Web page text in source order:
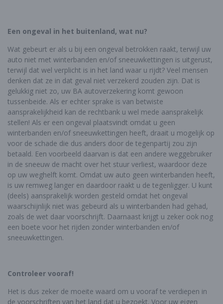
Een ongeval in het buitenland, wat nu?
Wat gebeurt er als u bij een ongeval betrokken raakt, terwijl uw
auto niet met winterbanden en/of sneeuwkettingen is uitgerust,
terwijl dat wel verplicht is in het land waar u rijdt? Veel mensen
denken dat ze in dat geval niet verzekerd zouden zijn. Dat is
gelukkig niet zo, uw BA autoverzekering komt gewoon
tussenbeide. Als er echter sprake is van betwiste
aansprakelijkheid kan de rechtbank u wel mede aansprakelijk
stellen! Als er een ongeval plaatsvindt omdat u geen
winterbanden en/of sneeuwkettingen heeft, draait u mogelijk op
voor de schade die dus anders door de tegenpartij zou zijn
betaald. Een voorbeeld daarvan is dat een andere weggebruiker
in de sneeuw de macht over het stuur verliest, waardoor deze
op uw weghelft komt. Omdat uw auto geen winterbanden heeft,
is uw remweg langer en daardoor raakt u de tegenligger. U kunt
(deels) aansprakelijk worden gesteld omdat het ongeval
waarschijnlijk niet was gebeurd als u winterbanden had gehad,
zoals de wet daar voorschrijft. Daarnaast krijgt u zeker ook nog
een boete voor het rijden zonder winterbanden en/of
sneeuwkettingen.
Controleer vooraf!
Het is dus zeker de moeite waard om u vooraf te verdiepen in
de voorschriften van het land dat u bezoekt. Voor uw eigen